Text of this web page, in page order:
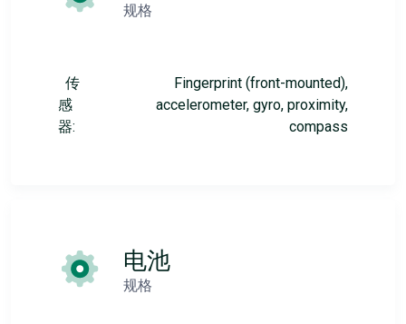
规格
传
感
器:
Fingerprint (front-mounted),
accelerometer, gyro, proximity,
compass
电池
规格